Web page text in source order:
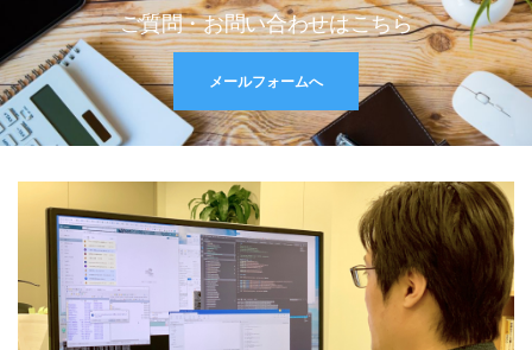
ご質問・お問い合わせはこちら
メールフォームへ